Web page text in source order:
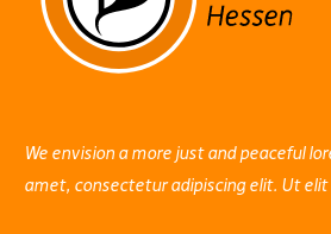
We envision a more just and peaceful
amet, consectetur adipiscing elit. Ut